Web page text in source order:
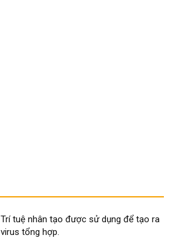
Trí tuệ nhân tạo được sử dụng để tạo ra
virus tổng hợp.